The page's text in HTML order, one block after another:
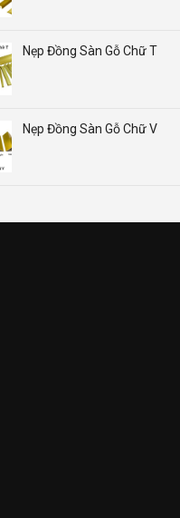
Nẹp Đồng Sàn Gỗ Chữ T
Nẹp Đồng Sàn Gỗ Chữ V